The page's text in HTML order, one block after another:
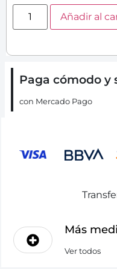
Añadir al
Paga cómodo y
con Mercado Pago
Más
Ver todos